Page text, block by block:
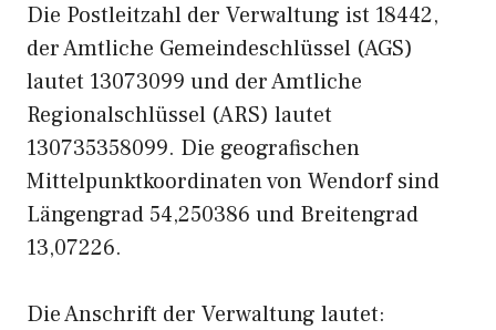
Die Postleitzahl der Verwaltung ist 18442,
der Amtliche Gemeindeschlüssel (AGS)
lautet 13073099 und der Amtliche
Regionalschlüssel (ARS) lautet
130735358099. Die geografischen
Mittelpunktkoordinaten von Wendorf sind
Längengrad 54,250386 und Breitengrad
13,07226.
Die Anschrift der Verwaltung lautet: